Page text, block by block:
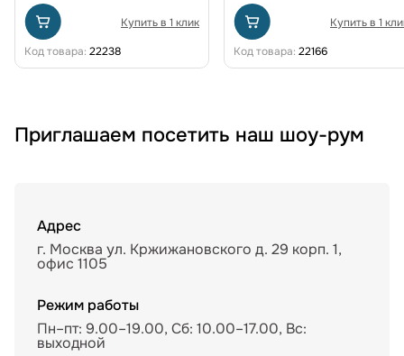
Купить в 1 клик
Код товара: 22238
Купить в 1
Код товара: 22166
Приглашаем посетить наш шоу-рум
Адрес
г. Москва ул. Кржижановского д. 29 корп. 1,
офис 1105
Режим работы
Пн–пт: 9.00–19.00, Сб: 10.00–17.00, Вс:
выходной